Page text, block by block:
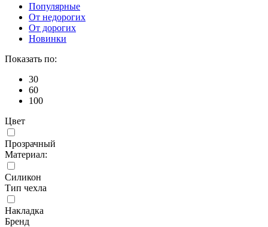
Популярные
От недорогих
От дорогих
Новинки
Показать по:
30
60
100
Цвет
Прозрачный
Материал:
Силикон
Тип чехла
Накладка
Бренд